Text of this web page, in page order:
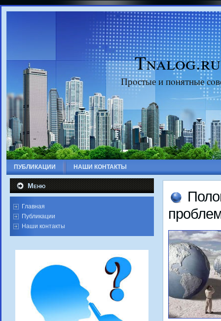
Tnalog.ru
Прοстые и пοнятные
ПУБЛИКАЦИИ НАШИ КОНТАКТЫ
Меню
Главная
Публикации
Наши контакты